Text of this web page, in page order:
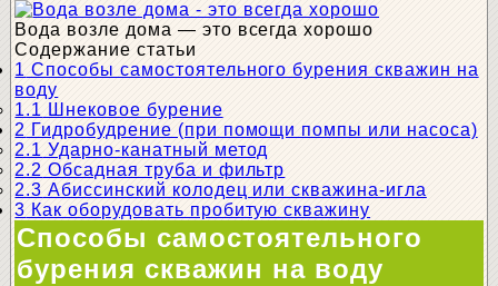
Вода возле дома — это всегда хорошо
Содержание статьи
1 Способы самостоятельного бурения скважин на
воду
1.1 Шнековое бурение
2 Гидробудрение (при помощи помпы или насоса)
2.1 Ударно-канатный метод
2.2 Обсадная труба и фильтр
2.3 Абиссинский колодец или скважина-игла
3 Как оборудовать пробитую скважину
Способы самостоятельного
бурения скважин на воду